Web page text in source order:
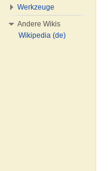
Werkzeuge
Andere Wikis
Wikipedia (de)